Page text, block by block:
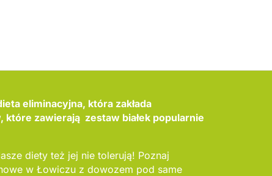
eliminacyjna, która zakłada
zawierają zestaw białek popularnie
diety też jej nie tolerują! Poznaj
w Łowiczu z dowozem pod same